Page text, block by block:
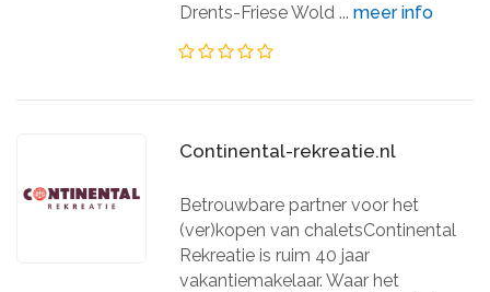
Drents-Friese Wold ...meer info
Continental-rekreatie.nl
Betrouwbare partner voor het
(ver)kopen van chaletsContinental
Rekreatie is ruim 40 jaar
vakantiemakelaar. Waar het